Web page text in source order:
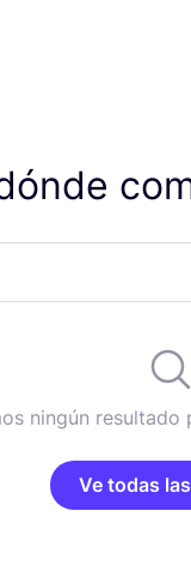
ningún
Ve todas